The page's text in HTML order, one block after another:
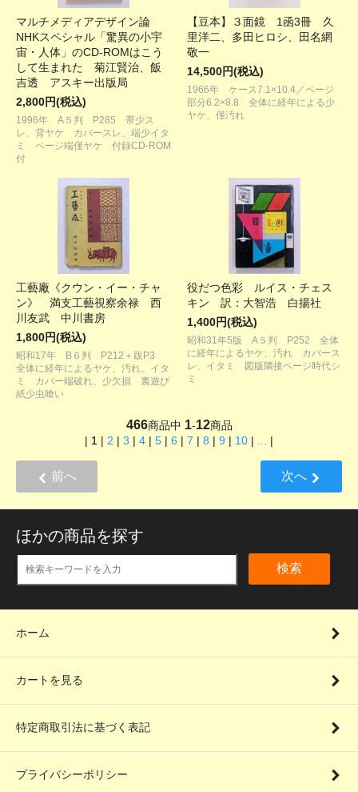
マルチメディアデザイン論
NHKスペシャル「驚異の小宇
宙・人体」のCD-ROMはこう
して生まれた 菊江賢治、飯
吉透 アスキー出版局
2,800円(税込)
1996年 A５判 P285 帯少ス
レ、背ヤケ カバースレ、端少イタ
ミ ページ端僅ヤケ 付録CD-ROM
付
【豆本】３面鏡 1函3冊 久
里洋二、多田ヒロシ、田名網
敬一
14,500円(税込)
1966年 ケース7.1×10.4／ページ
部分6.2×8.8 全体に経年による少
ヤケ、僅汚れ
工藝廠《クウン・イー・チャ
ン》 満支工藝視察余禄 西
川友武 中川書房
1,800円(税込)
昭和17年 B６判 P212＋跋P3
全体に経年によるヤケ、汚れ、イタ
ミ カバー端破れ、少欠損 裏遊び
紙少虫喰い
役だつ色彩 ルイス・チェス
キン 訳：大智浩 白揚社
1,400円(税込)
昭和31年5版 A５判 P252 全体
に経年によるヤケ、汚れ カバース
レ、イタミ 図版隣接ページ時代シ
ミ
466商品中 1-12商品
| 1 | 2 | 3 | 4 | 5 | 6 | 7 | 8 | 9 | 10 | ... |
前へ 次へ
ほかの商品を探す
検索
ホーム
カートを見る
特定商取引法に基づく表記
プライバシーポリシー